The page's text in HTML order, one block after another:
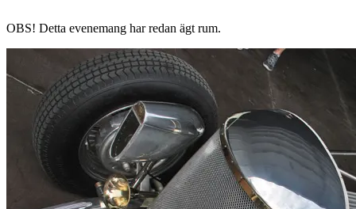
OBS! Detta evenemang har redan ägt rum.